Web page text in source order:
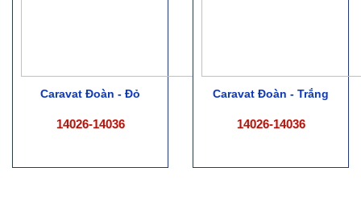
Caravat Đoàn - Đỏ
14026-14036
Caravat Đoàn - Trắng
14026-14036